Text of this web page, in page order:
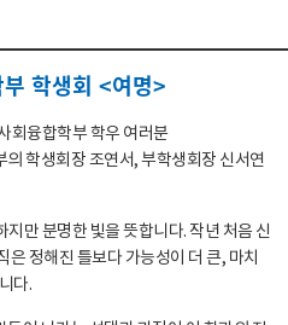
학생회 <여명>
회융합학부 학우 여러분
학생회장 조연서, 부학생회장 신서연
만 분명한 빛을 뜻합니다. 작년 처음 신
정해진 틀보다 가능성이 더 큰, 마치
다.